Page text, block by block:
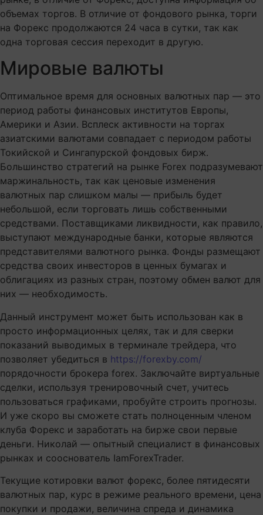
объемах торгов. В отличие от фондового рынка, торги
на Форекс продолжаются 24 часа в сутки, так как
одна торговая сессия переходит в другую.
Мировые валюты
Оптимальное время для основных валютных пар — это
период работы финансовых институтов Европы,
Америки и Азии. Всплеск активности на торгах
азиатскими валютами совпадает с периодом работы
Токийской и Сингапурской фондовых бирж.
Большинство стратегий на рынке Forex подразумевают
маржинальность, так как ценовые изменения
валютных пар слишком малы — прибыль будет
небольшой, если торговать лишь собственными
средствами. Поставщиками ликвидности, как правило,
выступают международные банки, которые являются
представителями валютного рынка. Фонды размещают
средства своих инвесторов в ценных бумагах и
облигациях из разных стран, поэтому обмен валют для
них — необходимость.
Данный инструмент может быть использован как в
просто информационных целях, так и для сверки
показаний выводимых в терминале трейдера, что
позволяет убедиться в https://forexby.com/
порядочности брокера forex. Заключайте виртуальные
сделки, используя тренировочный счет, учитесь
пользоваться графиками, пробуйте строить прогнозы.
И уже скоро вы сможете стать полноценным членом
клуба Форекс и заработать на бирже свои первые
деньги. Николай — опытный специалист в финансовых
рынках и сооснователь IamForexTrader.
Текущие котировки валют форекс, более пятидесяти
валютных пар, курс в режиме реального времени, цена
покупки и продажи, величина спреда и динамика